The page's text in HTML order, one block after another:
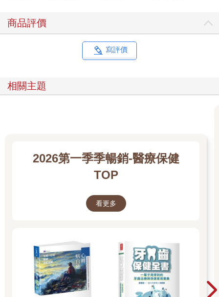
商品評價
寫評價
相關主題
2026第一季季暢銷-醫療保健
TOP
看更多